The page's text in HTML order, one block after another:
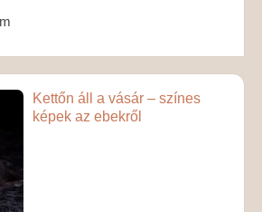
Kettőn áll a vásár – színes
képek az ebekről